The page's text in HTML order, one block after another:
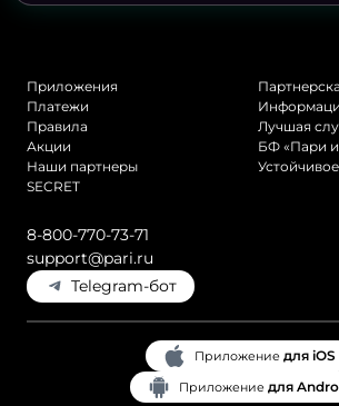
Приложения
Платежи
Правила
Акции
Наши партнеры
SECRET
Лучшая
БФ «Пари
8-800-770-73-71
support@pari.ru
Telegram-бот
Приложение для iOS
Приложение для